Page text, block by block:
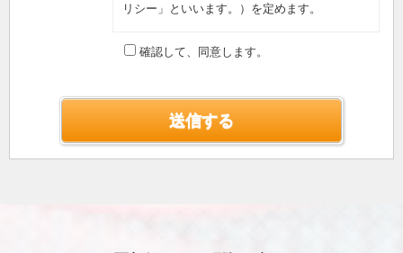
リシー」といいます。）を定めます。
第1条（プライバシー情報）
プライバシー情報のうち「個人情報」とは，個
し，生存する個人に関する情報であって，当該
情報に含まれる氏名，生年月日，住所，電話番
号，連絡先その他の記述等により特定の個人を
識別できる情報を指します。
プライバシー情報のうち「履歴情報および特性
確認して、同意します。